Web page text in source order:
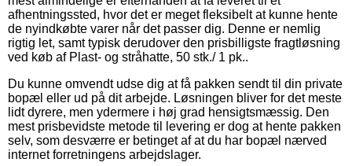
afhentningssted, hvor det er meget fleksibelt at kunne hente
de nyindkøbte varer når det passer dig. Denne er nemlig
rigtig let, samt typisk derudover den prisbilligste fragtløsning
ved køb af Plast- og stråhatte, 50 stk./ 1 pk..
Du kunne omvendt udse dig at få pakken sendt til din private
bopæl eller ud på dit arbejde. Løsningen bliver for det meste
lidt dyrere, men ydermere i høj grad hensigtsmæssig. Den
mest prisbevidste metode til levering er dog at hente pakken
selv, som desværre er betinget af at du har bopæl nærved
internet forretningens arbejdslager.